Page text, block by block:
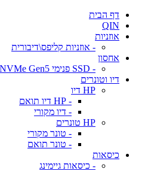
דף הבית
QIN
אוזניות
- אוזניות קליפס\דיבורית
אחסון
- SSD פנימי NVMe Gen5
דיו וטונרים
HP דיו
- HP דיו תואם
- דיו מקורי
HP טונרים
- טונר מקורי
- טונר תואם
כיסאות
- כיסאות גיימינג